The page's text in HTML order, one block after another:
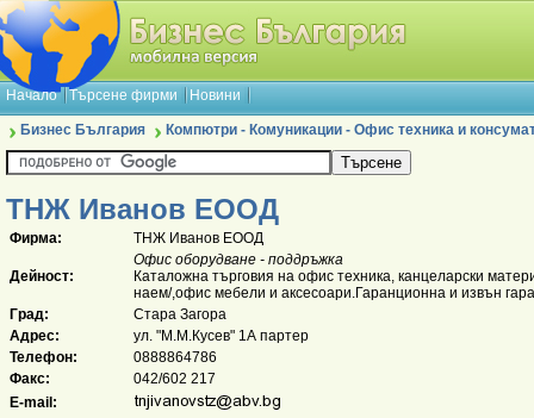
Начало Търсене фирми Новини
Бизнес България Компютри - Комуникации - Офис техника и
ТНЖ Иванов ЕООД
Фирма: ТНЖ Иванов ЕООД
Дейност:
Офис оборудване - поддръжка
Каталожна търговия на офис техника, канцеларски
наем/,офис мебели и аксесоари.Гаранционна и извън
Град:
Стара Загора
Адрес:
ул. "М.М.Кусев" 1А партер
Телефон:
0888864786
Факс:
042/602 217
E-mail: